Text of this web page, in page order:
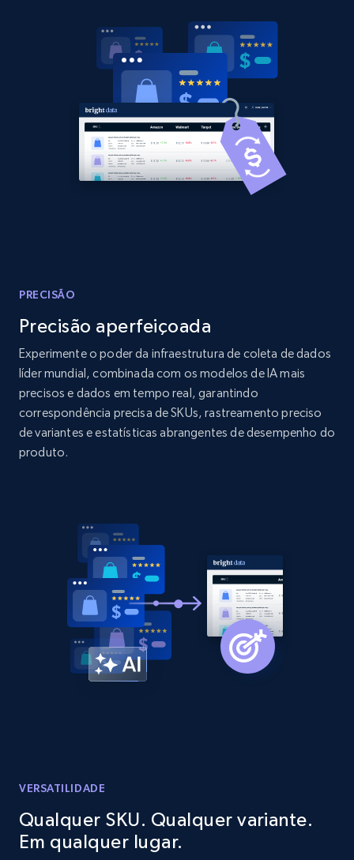
Collecting products by keyword search
Title, Seller name, Brand, Description, Initial
price, Currency, Availability, Reviews count, and
2.1K+ 375+ Comece agora
more.
2.1K+ 375+ Comece agora
Amazon products global dataset - Collect
Amazon products by seller URL
Title, Seller name, Brand, Description, Initial
2.1K+
Amazon products global dataset - Collect
products from Brands URLs
Title, Seller name, Brand, Description, Initial
price, Currency, Availability, Reviews count, and
URL, Product id, Listing inventory id, Title, Rating,
Reviews count shop, Reviews count item, Initial
PRECISÃO
Precisão aperfeiçoada
Experimente o poder da infraestrutura de coleta de dados
líder mundial, combinada com os modelos de IA mais
precisos e dados em tempo real, garantindo
correspondência precisa de SKUs, rastreamento preciso
de variantes e estatísticas abrangentes de desempenho do
produto.
VERSATILIDADE
Qualquer SKU. Qualquer variante.
Em qualquer lugar.